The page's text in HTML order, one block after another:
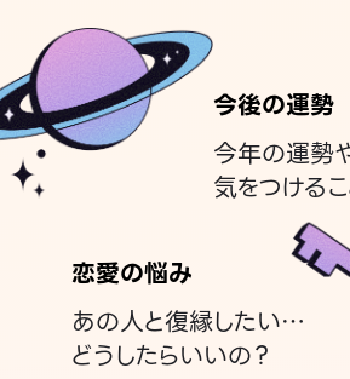
今後の運勢
今年の運勢
気をつける
恋愛の悩み
あの人と復縁したい…
どうしたらいいの？